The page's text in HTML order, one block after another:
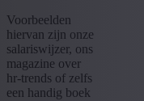
Voorbeelden
hiervan zijn onze
salariswijzer, ons
magazine over
hr-trends of zelfs
een handig boek